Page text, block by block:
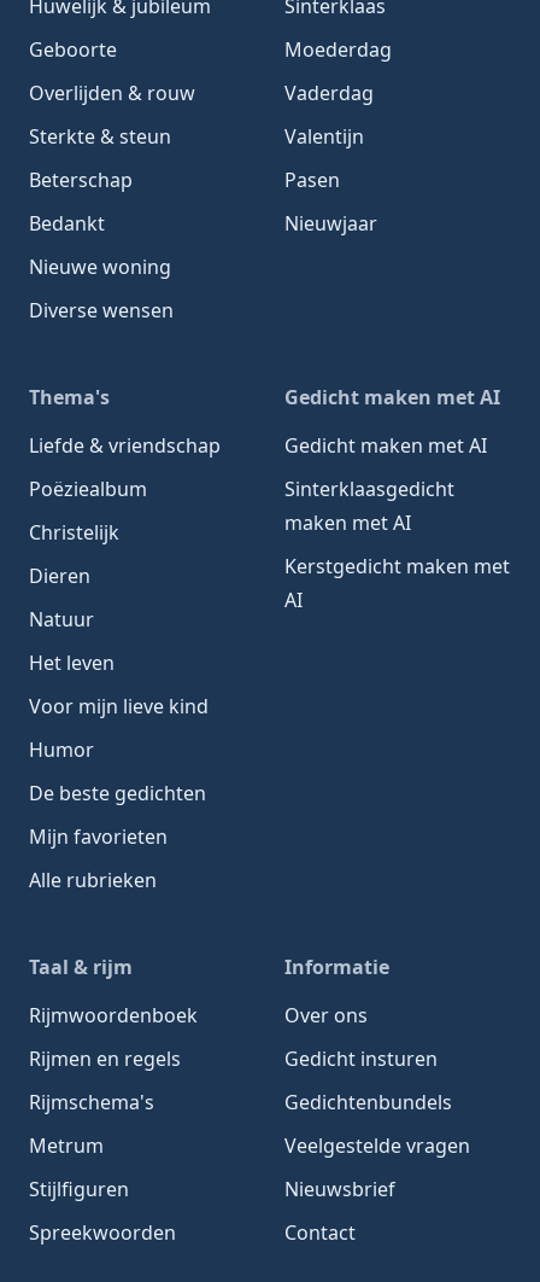
Huwelijk & jubileum
Geboorte
Overlijden & rouw
Sterkte & steun
Beterschap
Bedankt
Nieuwe woning
Diverse wensen
Sinterklaas
Moederdag
Vaderdag
Valentijn
Pasen
Nieuwjaar
Thema's
Liefde & vriendschap
Poëziealbum
Christelijk
Dieren
Natuur
Het leven
Voor mijn lieve kind
Humor
De beste gedichten
Mijn favorieten
Alle rubrieken
Gedicht maken met AI
Gedicht maken met AI
Sinterklaasgedicht
maken met AI
Kerstgedicht maken met
AI
Taal & rijm
Rijmwoordenboek
Rijmen en regels
Rijmschema's
Metrum
Stijlfiguren
Spreekwoorden
Informatie
Over ons
Gedicht insturen
Gedichtenbundels
Veelgestelde vragen
Nieuwsbrief
Contact